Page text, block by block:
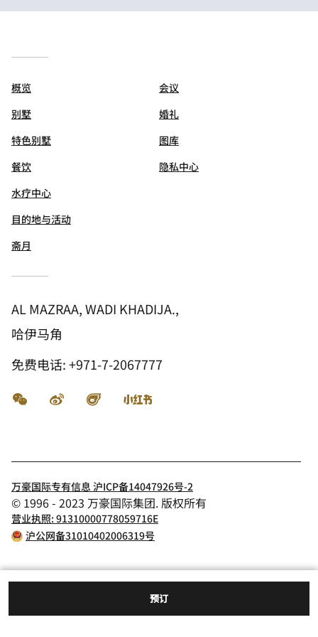
预订
概览
别墅
特色别墅
餐饮
水疗中心
目的地与活动
斋月
会议
婚礼
图库
隐私中心
AL MAZRAA, WADI KHADIJA.,
哈伊马角
免费电话:+971-7-2067777
微信 微博 飞猪
万豪国际专有信息 沪ICP备14047926号-2
© 1996 - 2023 万豪国际集团. 版权所有
营业执照: 91310000778059716E
沪公网备31010402006319号